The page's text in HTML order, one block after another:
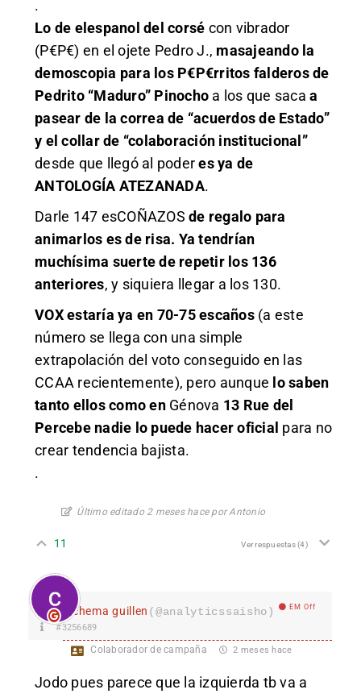
.
Lo de elespanol del corsé con vibrador
(P€P€) en el ojete Pedro J., masajeando la
demoscopia para los P€P€rritos falderos de
Pedrito “Maduro” Pinocho a los que saca a
pasear de la correa de “acuerdos de Estado”
y el collar de “colaboración institucional”
desde que llegó al poderes ya de
ANTOLOGÍA ATEZANADA.
Darle 147 esCOÑAZOS de regalo para
animarlos es de risa. Ya tendrían
muchísima suerte de repetir los 136
anteriores, y siquiera llegar a los 130.
VOX estaría ya en 70-75 escaños (a este
número se llega con una simple
extrapolación del voto conseguido en las
CCAA recientemente), pero aunque lo saben
tanto ellos como enGénova 13 Rue del
Percebe nadie lo puede hacer oficial para no
crear tendencia bajista.
.
Último editado 2 meses hace por Antonio
11 Ver respuestas(4)
chema guillen (@analyticssaisho) EM Off
#3256689
Colaborador de campaña 2 meses hace
Jodo pues parece que la izquierda tb va a